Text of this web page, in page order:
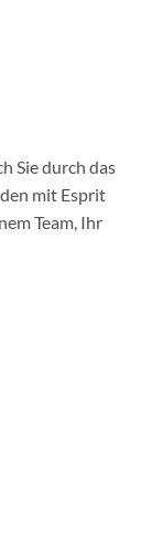
Sie durch das
mit Esprit
Team, Ihr